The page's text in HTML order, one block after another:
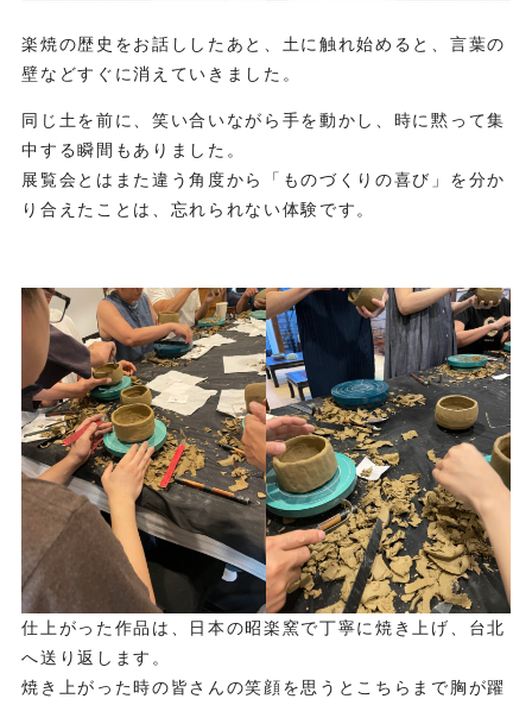
楽焼の歴史をお話ししたあと、土に触れ始めると、言葉の
壁などすぐに消えていきました。
同じ土を前に、笑い合いながら手を動かし、時に黙って集
中する瞬間もありました。
展覧会とはまた違う角度から「ものづくりの喜び」を分か
り合えたことは、忘れられない体験です。
仕上がった作品は、日本の昭楽窯で丁寧に焼き上げ、台北
へ送り返します。
焼き上がった時の皆さんの笑顔を思うとこちらまで胸が躍